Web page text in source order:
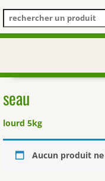
seau
lourd 5kg
Aucun produit